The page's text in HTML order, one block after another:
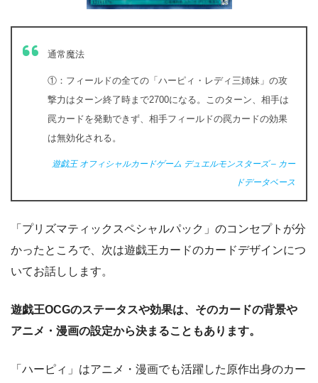
通常魔法
①：フィールドの全ての「ハーピィ・レディ三姉妹」の攻
撃力はターン終了時まで2700になる。このターン、相手は
罠カードを発動できず、相手フィールドの罠カードの効果
は無効化される。
遊戯王 オフィシャルカードゲーム デュエルモンスターズ – カー
ドデータベース
「プリズマティックスペシャルパック」のコンセプトが分
かったところで、次は遊戯王カードのカードデザインにつ
いてお話しします。
遊戯王OCGのステータスや効果は、そのカードの背景や
アニメ・漫画の設定から決まることもあります。
「ハーピィ」はアニメ・漫画でも活躍した原作出身のカー